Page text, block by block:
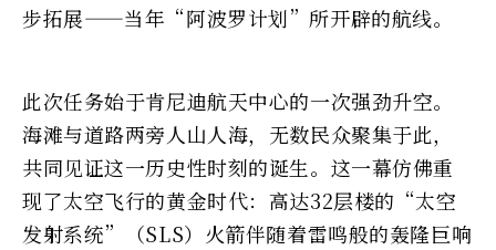
步拓展——当年“阿波罗计划”所开辟的航线。
此次任务始于肯尼迪航天中心的一次强劲升空。
海滩与道路两旁人山人海，无数民众聚集于此，
共同见证这一历史性时刻的诞生。这一幕仿佛重
现了太空飞行的黄金时代：高达32层楼的“太空
发射系统”（SLS）火箭伴随着雷鸣般的轰隆巨响